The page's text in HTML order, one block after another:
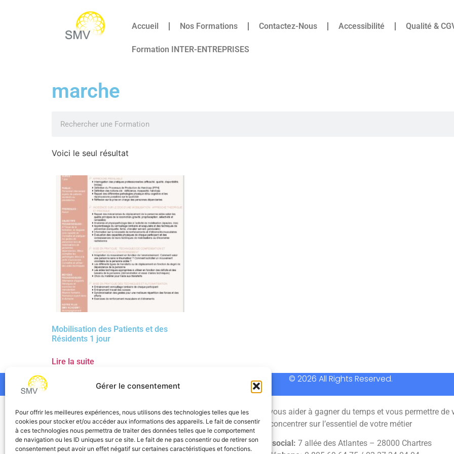
Gérer le consentement
Pour offrir les meilleures expériences, nous utilisons des technologies telles que les
cookies pour stocker et/ou accéder aux informations des appareils. Le fait de consentir
à ces technologies nous permettra de traiter des données telles que le comportement
de navigation ou les ID uniques sur ce site. Le fait de ne pas consentir ou de retirer son
consentement peut avoir un effet négatif sur certaines caractéristiques et fonctions.
Accueil Nos Formations Contactez-Nous Accessibilité Qualité &
Formation INTER-ENTREPRISES
marche
Voici le seul résultat
Mobilisation des Patients et des
Résidents 1 jour
Lire la suite
© 2026 All Rights Reserved.
SMV permet de vous aider à gagner du temps et vous permettre de
concentrer sur l’essentiel de votre métier
Siège social: 7 allée des Atlantes – 28000 Chartres